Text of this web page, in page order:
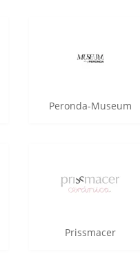
Peronda-Museum
Prissmacer